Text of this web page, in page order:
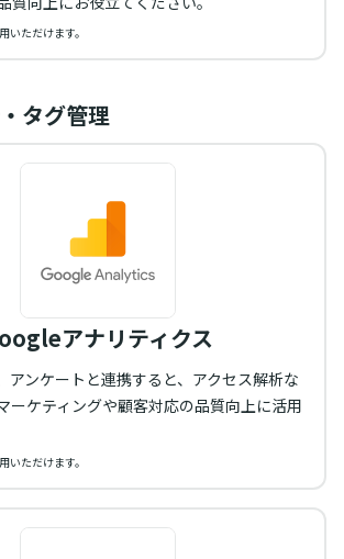
ただけます。
タグ管理
アナリティクス
アンケートと連携すると、アクセス解析な
ーケティングや顧客対応の品質向上に活用
ただけます。